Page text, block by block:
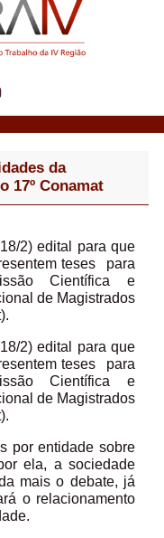
da
17º Conamat
2) edital para que
teses para
Científica e
de Magistrados
2) edital para que
teses para
Científica e
de Magistrados
por entidade sobre
ela, a sociedade
mais o debate, já
o relacionamento